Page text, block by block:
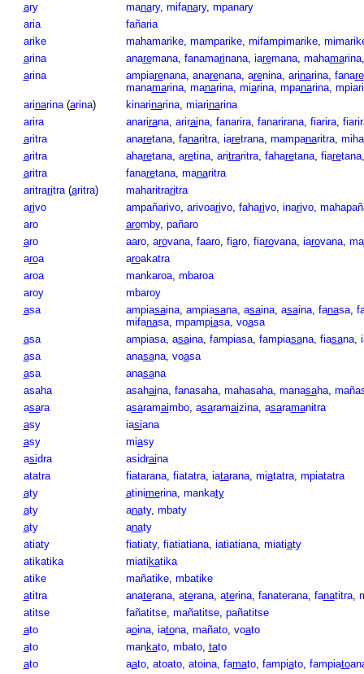
ary manary, mifanary, mpanary
aria
fañaria
arike
mahamarike, mamparike, mifampimarike,
arina anaremana, fanamarinana, iaremana, mahamarina
arina ampiarenana, anarenana, arenina, arinarina, fanare
manamarina, manarina, miarina, mpanarina,
arinarina(arina) kinarinarina, miarinarina
arira
anarirana, ariraina, fanarira, fanarirana, fiarira,
aritra anaretana, fanaritra, iaretrana, mampanaritra,
aritra aharetana, aretina, aritraritra, faharetana, fiaretana
aritra fanaretana, manaritra
aritraritra(aritra) maharitraritra
arivo ampañarivo, arivoarivo, faharivo, inarivo,
aro
aromby, pañaro
aro aaro, arovana, faaro, fiaro, fiarovana, iarovana, ma
aroa aroakatra
aroa
mankaroa, mbaroa
aroy
mbaroy
asa ampiasaina, ampiasana, asaina, asaina, fanasa,
mifanasa, mpampiasa, voasa
asa ampiasa, asaina, fampiasa, fampiasana, fiasana,
asa anasana, voasa
asa anasana
asaha
asahaina, fanasaha, mahasaha, manasaha,
asara asaramaimbo, asaramaizina, asaramanitra
asy iasiana
asy miasy
asidra asidraina
atatra
fiatarana, fiatatra, iatarana, miatatra, mpiatatra
aty atinimerina, mankaty
aty anaty, mbaty
aty anaty
atiaty
fiatiaty, fiatiatiana, iatiatiana, miatiaty
atikatika
miati katika
atike
mañatike, mbatike
atitra anaterana, aterana, aterina, fanaterana, fanatitra,
atitse
fañatitse, mañatitse, pañatitse
ato aoina, iatona, mañato, voato
ato mankato, mbato, tato
ato aato, atoato, atoina, famato, fampiato, fampiato